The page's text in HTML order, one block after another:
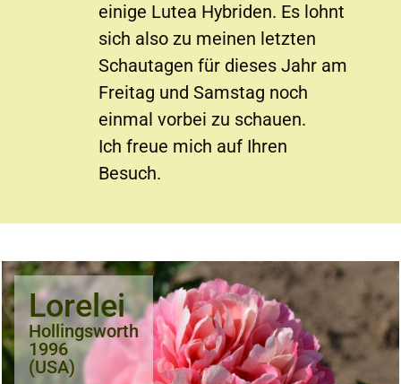
einige Lutea Hybriden. Es lohnt
sich also zu meinen letzten
Schautagen für dieses Jahr am
Freitag und Samstag noch
einmal vorbei zu schauen.
Ich freue mich auf Ihren
Besuch.
Lorelei
Hollingsworth
1996
(USA)